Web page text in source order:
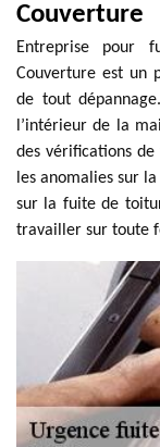
Couverture
Entreprise pour
Couverture est un
de tout
l’intérieur de la
des vérifications
les anomalies sur
sur la fuite de
travailler sur toute